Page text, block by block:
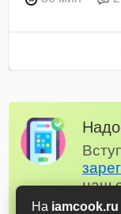
На iamcook.ru
наш
Для